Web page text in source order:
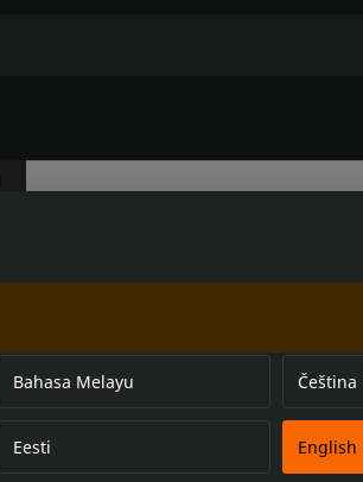
Bahasa Melayu Čeština
Eesti English